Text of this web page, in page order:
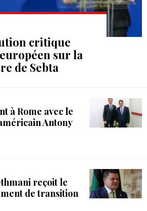
critique
sur la
de Sebta
à Rome avec le
Antony
reçoit le
de transition